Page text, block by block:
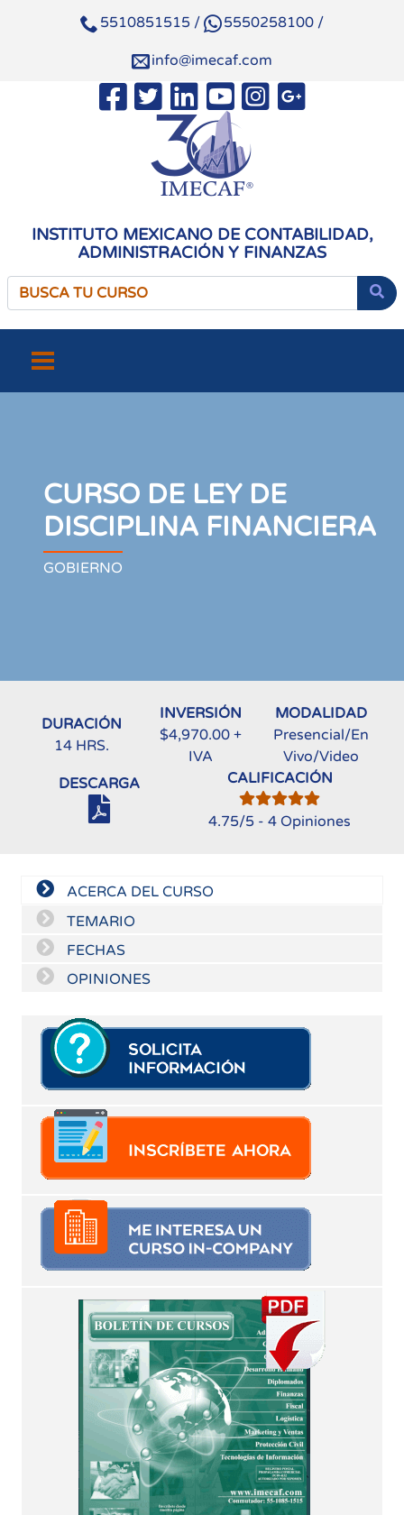
5510851515 / 5550258100 /
info@imecaf.com
INSTITUTO MEXICANO DE CONTABILIDAD,
ADMINISTRACIÓN Y FINANZAS
CURSO DE LEY DE
DISCIPLINA FINANCIERA
GOBIERNO
DURACIÓN
14 HRS.
INVERSIÓN
$4,970.00 +
IVA
MODALIDAD
Presencial/En
Vivo/Video
DESCARGA
CALIFICACIÓN
4.75/5 - 4 Opiniones
ACERCA DEL CURSO
TEMARIO
FECHAS
OPINIONES